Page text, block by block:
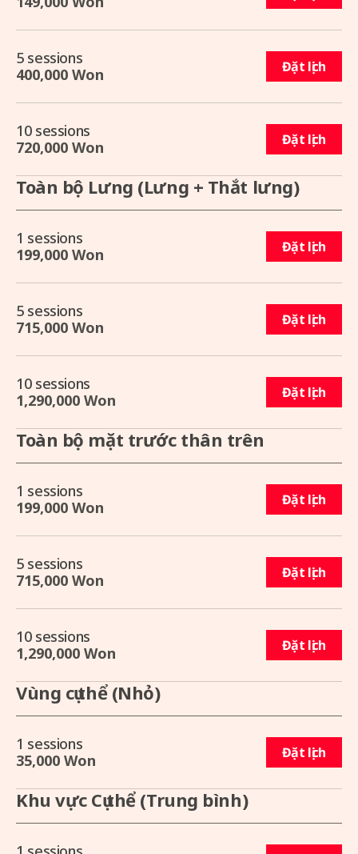
5 sessions
400,000 Won
Đặt lịch
10 sessions
720,000 Won
Đặt lịch
Toàn bộ Lưng (Lưng + Thắt lưng)
1 sessions
199,000 Won
Đặt lịch
5 sessions
715,000 Won
Đặt lịch
10 sessions
1,290,000 Won
Đặt lịch
Toàn bộ mặt trước thân trên
1 sessions
199,000 Won
Đặt lịch
5 sessions
715,000 Won
Đặt lịch
10 sessions
1,290,000 Won
Đặt lịch
Vùng cụ thể (Nhỏ)
1 sessions
35,000 Won
Đặt lịch
Khu vực Cụ thể (Trung bình)